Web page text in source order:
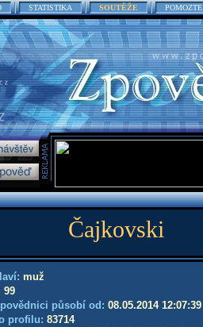
STATISTIKA SOUTĚŽE POMOZTE
Čajkovski
muž
99
působí od: 08.05.2014 12:07:39
profilu: 83714